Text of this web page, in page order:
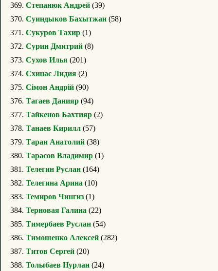
369. Степанюк Андрей (39)
370. Суиндыков Бахытжан (58)
371. Сукуров Тахир (1)
372. Сурин Дмитрий (8)
373. Сухов Илья (201)
374. Схинас Лидия (2)
375. Сімон Андрій (90)
376. Тагаев Данияр (94)
377. Тайкенов Бахтияр (2)
378. Танаев Кирилл (57)
379. Таран Анатолий (38)
380. Тарасов Владимир (1)
381. Телегин Руслан (164)
382. Телегина Арина (10)
383. Темиров Чингиз (1)
384. Терновая Галина (22)
385. Тимербаев Руслан (54)
386. Тимошенко Алексей (282)
387. Титов Сергей (20)
388. Толыбаев Нурлан (24)